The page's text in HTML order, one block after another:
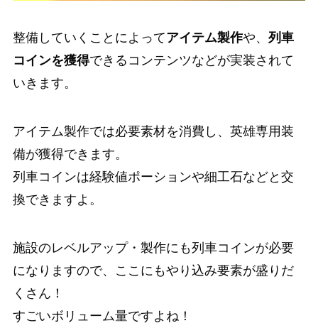
整備していくことによってアイテム製作や、 列車
コインを獲得できるコンテンツなどが実装されて
いきます。
アイテム製作では必要素材を消費し、英雄専用装
備が獲得できます。
列車コインは経験値ポーションや細工石などと交
換できますよ。
施設のレベルアップ・製作にも列車コインが必要
になりますので、ここにもやり込み要素が盛りだ
くさん！
すごいボリューム量ですよね！